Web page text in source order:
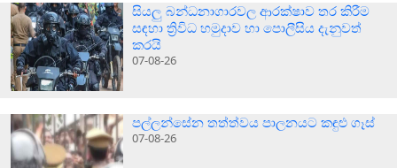
සියලු බන්ධනාගාරවල ආරක්ෂාව තර කිරීම
සඳහා ත්‍රිවිධ හමුදාව හා පොලීසිය දැනුවත්
කරයි
07-08-26
පල්ලන්සේන තත්ත්වය පාලනයට කඳුළු ගෑස්
07-08-26